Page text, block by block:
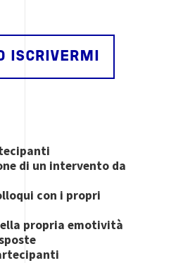
ISCRIVERMI
di un intervento da
con i propri
propria emotività